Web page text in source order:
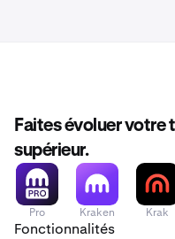
Faites évoluer votre
supérieur.
Pro Kraken Krak
Fonctionnalités